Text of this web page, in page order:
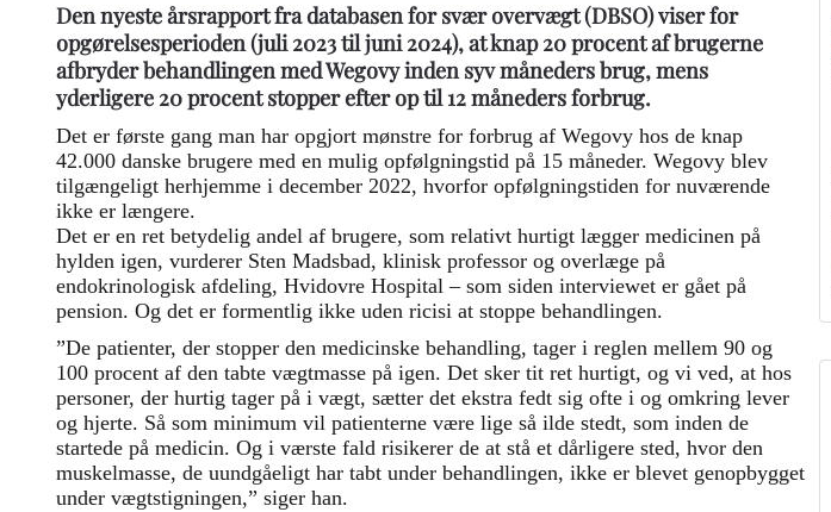
Den nyeste årsrapport fra databasen for svær overvægt (DBSO) viser for
opgørelsesperioden (juli 2023 til juni 2024), at knap 20 procent af brugerne
afbryder behandlingen med Wegovy inden syv måneders brug, mens
yderligere 20 procent stopper efter op til 12 måneders forbrug.
Det er første gang man har opgjort mønstre for forbrug af Wegovy hos de knap
42.000 danske brugere med en mulig opfølgningstid på 15 måneder. Wegovy blev
tilgængeligt herhjemme i december 2022, hvorfor opfølgningstiden for nuværende
ikke er længere.
Det er en ret betydelig andel af brugere, som relativt hurtigt lægger medicinen på
hylden igen, vurderer Sten Madsbad, klinisk professor og overlæge på
endokrinologisk afdeling, Hvidovre Hospital – som siden interviewet er gået på
pension. Og det er formentlig ikke uden ricisi at stoppe behandlingen.
”De patienter, der stopper den medicinske behandling, tager i reglen mellem 90 og
100 procent af den tabte vægtmasse på igen. Det sker tit ret hurtigt, og vi ved, at hos
personer, der hurtig tager på i vægt, sætter det ekstra fedt sig ofte i og omkring lever
og hjerte. Så som minimum vil patienterne være lige så ilde stedt, som inden de
startede på medicin. Og i værste fald risikerer de at stå et dårligere sted, hvor den
muskelmasse, de uundgåeligt har tabt under behandlingen, ikke er blevet genopbygget
under vægtstigningen,” siger han.